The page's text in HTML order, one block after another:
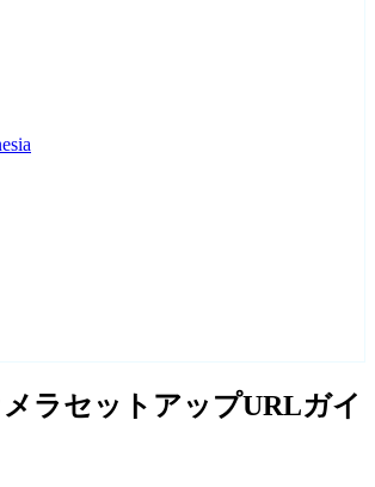
ラセットアップURLガイ